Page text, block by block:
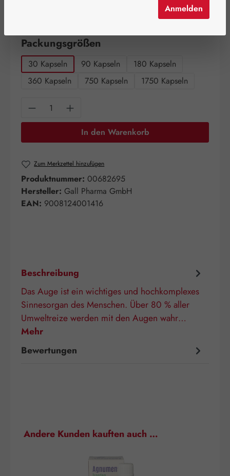
Packungsgrößen
30 Kapseln 90 Kapseln
180 Kapseln
360 Kapseln
750 Kapseln 1750 Kapseln
Produkt Anzahl: Gib den gewünschten
In den Warenkorb
Zum Merkzettel hinzufügen
Produktnummer: 00682695
Hersteller: Gall Pharma GmbH
EAN: 9008124001416
Beschreibung
Das Auge ist ein wichtiges und hochkomplexes
Sinnesorgan des Menschen. Über 80 % aller
Umweltreize werden mit den Augen wahr…
Mehr
Bewertungen
Produktgalerie überspringen
Andere Kunden kauften auch …
Anmelden